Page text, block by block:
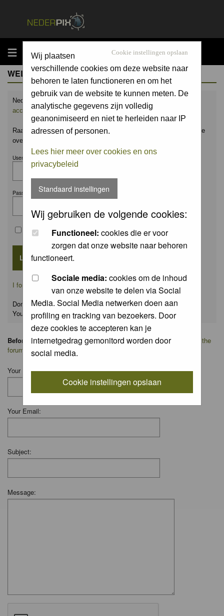
MENU Cookie instellingen opslaan
Wij plaatsen
verschillende cookies om deze website naar
behoren te laten functioneren en om het
gebruik van de website te kunnen meten. De
analytische gegevens zijn volledig
geanonimiseerd en niet te herleiden naar IP
adressen of personen.
Lees hier meer over cookies en ons
privacybeleid
Standaard instellingen
Wij gebruiken de volgende cookies:
Functioneel: cookies die er voor
zorgen dat onze website naar behoren
functioneert.
Sociale media: cookies om de inhoud
van onze website te delen via Social
Media. Social Media netwerken doen aan
profiling en tracking van bezoekers. Door
deze cookies te accepteren kan je
internetgedrag gemonitord worden door
social media.
Cookie instellingen opslaan
WELCOME GUEST
Nederpix.nl is hét platform voor de natuurfotograaf.
account aanen upload ook jouw mooiste foto's.
Raak geïnspireerd door het werk van anderen en leer en praat mee
over alles wat bij natuurfotografie komt kijken!
Username:
Password:
Remember me
I forgot my password
Don't have an account yet?
You canregisterfor FREE
Before you ask your question:pleaseread the FAQor search on the
forum
first.
Your Name:
Your Email:
Subject:
Message: